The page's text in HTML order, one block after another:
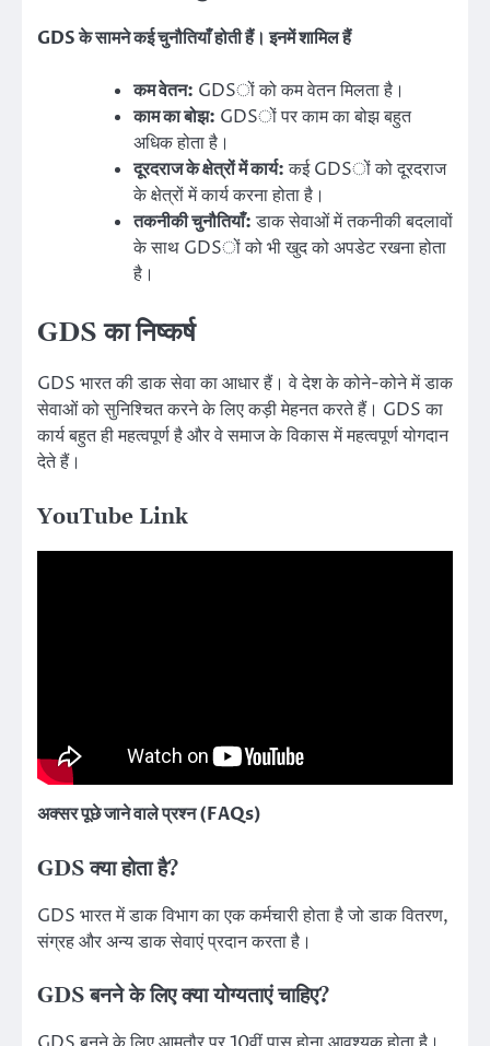
GDS के सामने कई चुनौतियाँ होती हैं। इनमें शामिल हैं
कम वेतन: GDSों को कम वेतन मिलता है।
काम का बोझ: GDSों पर काम का बोझ बहुत
अधिक होता है।
दूरदराज के क्षेत्रों में कार्य:कई GDSों को दूरदराज
के क्षेत्रों में कार्य करना होता है।
तकनीकी चुनौतियाँ:डाक सेवाओं में तकनीकी बदलावों
के साथ GDSों को भी खुद को अपडेट रखना होता
है।
GDS का निष्कर्ष
GDS भारत की डाक सेवा का आधार हैं। वे देश के कोने-कोने में डाक
सेवाओं को सुनिश्चित करने के लिए कड़ी मेहनत करते हैं। GDS का
कार्य बहुत ही महत्वपूर्ण है और वे समाज के विकास में महत्वपूर्ण योगदान
देते हैं।
YouTube Link
अक्सर पूछे जाने वाले प्रश्न (FAQs)
GDS क्या होता है?
GDS भारत में डाक विभाग का एक कर्मचारी होता है जो डाक वितरण,
संग्रह और अन्य डाक सेवाएं प्रदान करता है।
GDS बनने के लिए क्या योग्यताएं चाहिए?